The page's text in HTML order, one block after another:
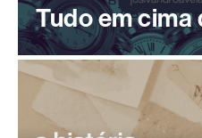
Tudo em cima